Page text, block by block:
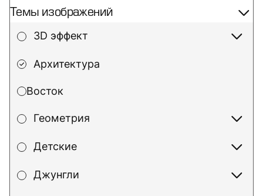
Темы изображений
3D эффект
Архитектура
Восток
Геометрия
Детские
Джунгли